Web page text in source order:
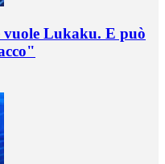
vuole Lukaku. E può